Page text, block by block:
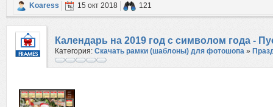
Koaress 15 окт 2018 121
Календарь на 2019 год с символом года -
Категория: Скачать рамки (шаблоны) для фотошопа »